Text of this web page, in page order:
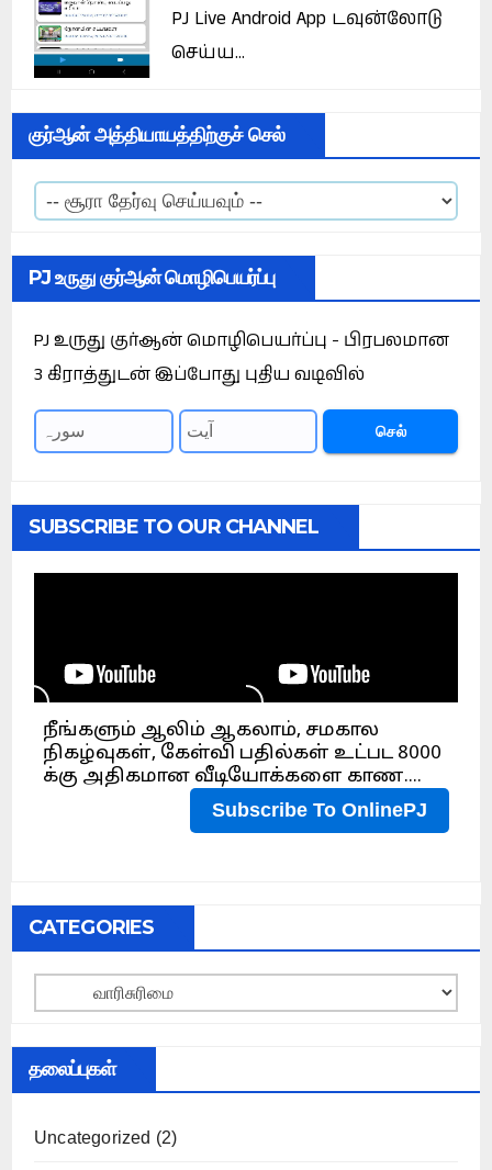
PJ Live Android App டவுன்லோடு
செய்ய...
குர்ஆன் அத்தியாயத்திற்குச் செல்
PJ உருது குர்ஆன் மொழிபெயர்ப்பு
PJ உருது குர்ஆன் மொழிபெயர்ப்பு - பிரபலமான
3 கிராத்துடன் இப்போது புதிய வடிவில்
செல்
SUBSCRIBE TO OUR CHANNEL
CATEGORIES
Categories
தலைப்புகள்
Uncategorized (2)